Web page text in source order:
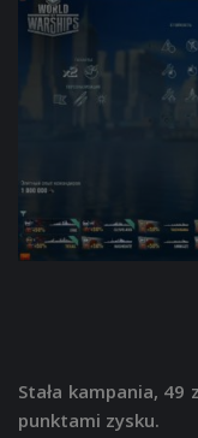
Stała kampania, 49
punktami zysku.